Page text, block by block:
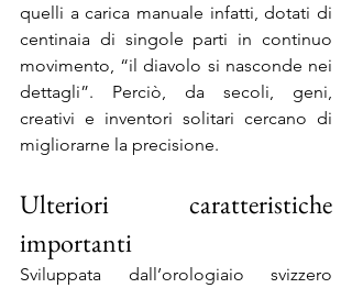
quelli a carica manuale infatti, dotati di
centinaia di singole parti in continuo
movimento, “il diavolo si nasconde nei
dettagli”. Perciò, da secoli, geni,
creativi e inventori solitari cercano di
migliorarne la precisione.
Ulteriori caratteristiche
importanti
Sviluppata dall’orologiaio svizzero